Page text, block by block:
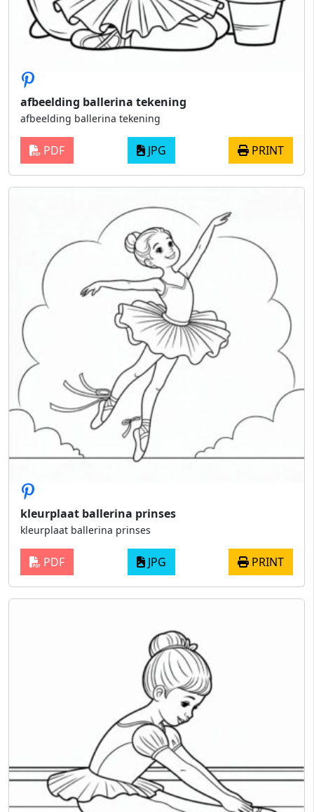
afbeelding ballerina tekening
afbeelding ballerina tekening
PDF JPG PRINT
kleurplaat ballerina prinses
kleurplaat ballerina prinses
PDF JPG PRINT